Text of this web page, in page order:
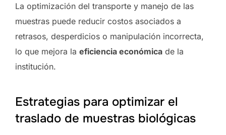
La optimización del transporte y manejo de las
muestras puede reducir costos asociados a
retrasos, desperdicios o manipulación incorrecta,
lo que mejora la eficiencia económica de la
institución.
Estrategias para optimizar el
traslado de muestras biológicas